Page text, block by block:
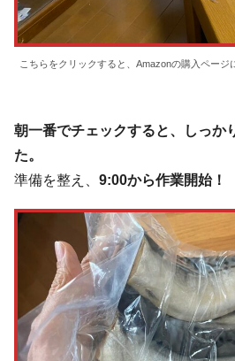
こちらをクリックすると、Amazonの購入ページ
朝一番でチェックすると、しっか
た。
準備を整え、 9:00から作業開始！